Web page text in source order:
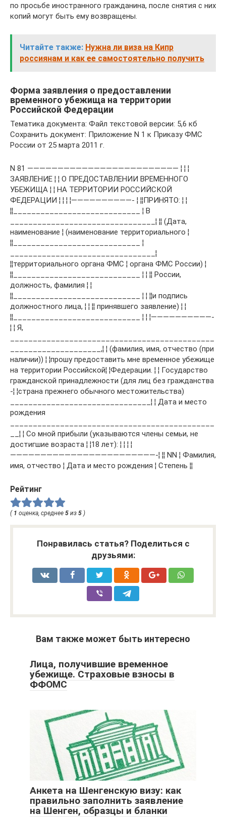
по просьбе иностранного гражданина, после снятия с них
копий могут быть ему возвращены.
Читайте также: Нужна ли виза на Кипр
россиянам и как ее самостоятельно получить
Форма заявления о предоставлении
временного убежища на территории
Российской Федерации
Тематика документа: Файл текстовой версии: 5,6 кб
Сохранить документ: Приложение N 1 к Приказу ФМС
России от 25 марта 2011 г.
N 81 ————————————————————————— ¦ ¦ ¦
ЗАЯВЛЕНИЕ ¦ ¦ О ПРЕДОСТАВЛЕНИИ ВРЕМЕННОГО
УБЕЖИЩА ¦ ¦ НА ТЕРРИТОРИИ РОССИЙСКОЙ
ФЕДЕРАЦИИ ¦ ¦ ¦ ¦——————————- ¦ ¦¦ПРИНЯТО: ¦ ¦
¦¦____________________________ ¦ В
________________________________¦ ¦¦ (Дата,
наименование ¦ (наименование территориального ¦
¦¦____________________________ ¦
________________________________¦
¦¦территориального органа ФМС ¦ органа ФМС России) ¦
¦¦____________________________ ¦ ¦ ¦¦ России,
должность, фамилия ¦ ¦
¦¦____________________________ ¦ ¦ ¦¦и подпись
должностного лица, ¦ ¦ ¦¦ принявшего заявление) ¦ ¦
¦¦____________________________ ¦ ¦ ¦——————————-
¦ ¦ Я,
____________________,¦ ¦ (фамилия, имя, отчество (при
наличии)) ¦ ¦прошу предоставить мне временное убежище
на территории Российской¦ ¦Федерации. ¦ ¦ Государство
гражданской принадлежности (для лиц без гражданства
-¦ ¦страна прежнего обычного местожительства)
_______________________________¦ ¦ Дата и место
рождения
__¦ ¦ Со мной прибыли (указываются члены семьи, не
достигшие возраста ¦ ¦18 лет): ¦ ¦ ¦ ¦
————————————————————————-¦ ¦¦ NN ¦ Фамилия,
имя, отчество ¦ Дата и место рождения ¦ Степень ¦¦
Рейтинг
( 1 оценка, среднее 5 из 5 )
Понравилась статья? Поделиться с
друзьями:
Вам также может быть интересно
Лица, получившие временное
убежище. Страховые взносы в
ФФОМС
Анкета на Шенгенскую визу: как
правильно заполнить заявление
на Шенген, образцы и бланки